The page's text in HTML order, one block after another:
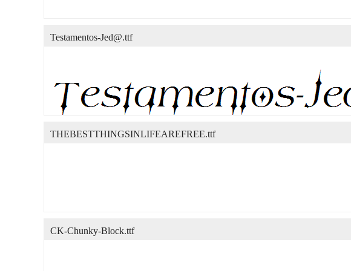
Testamentos-Jed@.ttf
THEBESTTHINGSINLIFEAREFREE.ttf
CK-Chunky-Block.ttf